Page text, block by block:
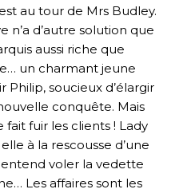
au tour de Mrs Budley.
n’a d’autre solution que
aussi riche que
un charmant jeune
Philip, soucieux d’élargir
conquête. Mais
fait fuir les clients ! Lady
à la rescousse d’une
voler la vedette
Les affaires sont les